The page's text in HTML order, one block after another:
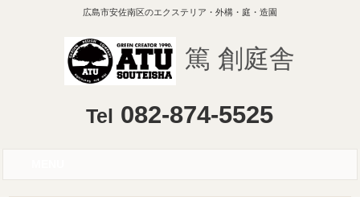
広島市安佐南区のエクステリア・外構・庭・造園
篤 創庭舎
Tel 082-874-5525